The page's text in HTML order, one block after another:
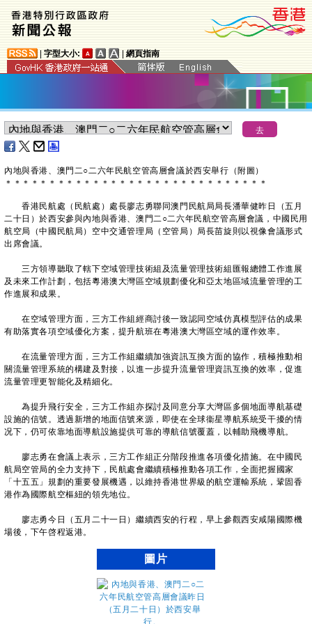
字型大小: 網頁指南
內地與香港、澳門二○二六年民航空管高層會議於西安舉行（附圖）
＊ ＊ ＊ ＊ ＊ ＊ ＊ ＊ ＊ ＊ ＊ ＊ ＊ ＊ ＊ ＊ ＊ ＊ ＊ ＊ ＊ ＊ ＊ ＊ ＊ ＊ ＊ ＊ ＊ ＊
​香港民航處（民航處）處長廖志勇聯同澳門民航局局長潘華健昨日（五月
二十日）於西安參與內地與香港、澳門二○二六年民航空管高層會議，中國民用
航空局（中國民航局）空中交通管理局（空管局）局長苗旋則以視像會議形式
出席會議。
三方領導聽取了轄下空域管理技術組及流量管理技術組匯報總體工作進展
及未來工作計劃，包括粵港澳大灣區空域規劃優化和亞太地區域流量管理的工
作進展和成果。
在空域管理方面，三方工作組經商討後一致認同空域仿真模型評估的成果
有助落實各項空域優化方案，提升航班在粵港澳大灣區空域的運作效率。
在流量管理方面，三方工作組繼續加強資訊互換方面的協作，積極推動相
關流量管理系統的構建及對接，以進一步提升流量管理資訊互換的效率，促進
流量管理更智能化及精細化。
為提升飛行安全，三方工作組亦探討及同意分享大灣區多個地面導航基礎
設施的信號。透過新增的地面信號來源，即使在全球衞星導航系統受干擾的情
况下，仍可依靠地面導航設施提供可靠的導航信號覆蓋，以輔助飛機導航。
廖志勇在會議上表示，三方工作組正分階段推進各項優化措施。在中國民
航局空管局的全力支持下，民航處會繼續積極推動各項工作，全面把握國家
「十五五」規劃的重要發展機遇，以維持香港世界級的航空運輸系統，鞏固香
港作為國際航空樞紐的領先地位。
廖志勇今日（五月二十一日）繼續西安的行程，早上參觀西安咸陽國際機
場後，下午啓程返港。
圖片